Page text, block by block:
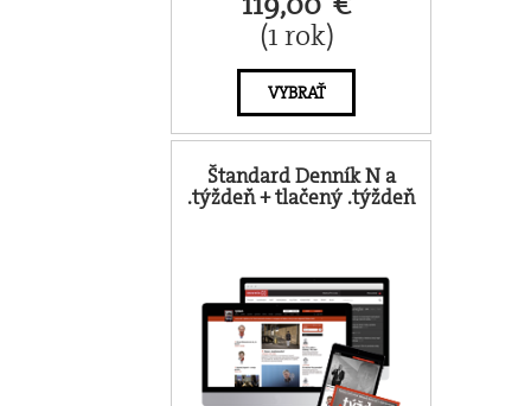
(1 rok)
VYBRAŤ
Štandard Denník N a
.týždeň + tlačený .týždeň